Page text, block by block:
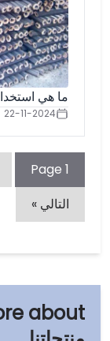
ما هي
22-11-2024
Page 1
التالي »